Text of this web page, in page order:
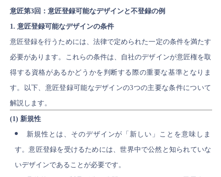
意匠第3回：意匠登録可能なデザインと不登録の例
1. 意匠登録可能なデザインの条件
意匠登録を行うためには、法律で定められた一定の条件を満たす
必要があります。これらの条件は、自社のデザインが意匠権を取
得する資格があるかどうかを判断する際の重要な基準となりま
す。以下、意匠登録可能なデザインの3つの主要な条件について
解説します。
(1) 新規性
新規性とは、そのデザインが「新しい」ことを意味しま
す。意匠登録を受けるためには、世界中で公然と知られていな
いデザインであることが必要です。